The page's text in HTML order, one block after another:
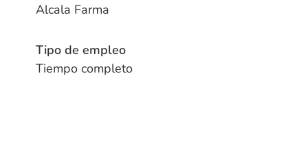
Alcala Farma
Tipo de empleo
Tiempo completo